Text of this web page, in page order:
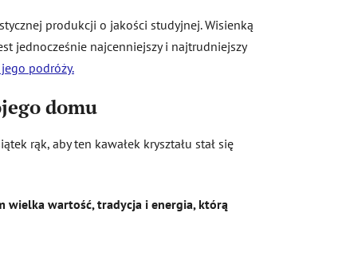
produkcji o jakości studyjnej. Wisienką
jednocześnie najcenniejszy i najtrudniejszy
podróży.
domu
rąk, aby ten kawałek kryształu stał się
wielka wartość, tradycja i energia, którą